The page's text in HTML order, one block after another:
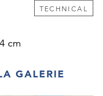
TECHNICAL
cm
GALERIE